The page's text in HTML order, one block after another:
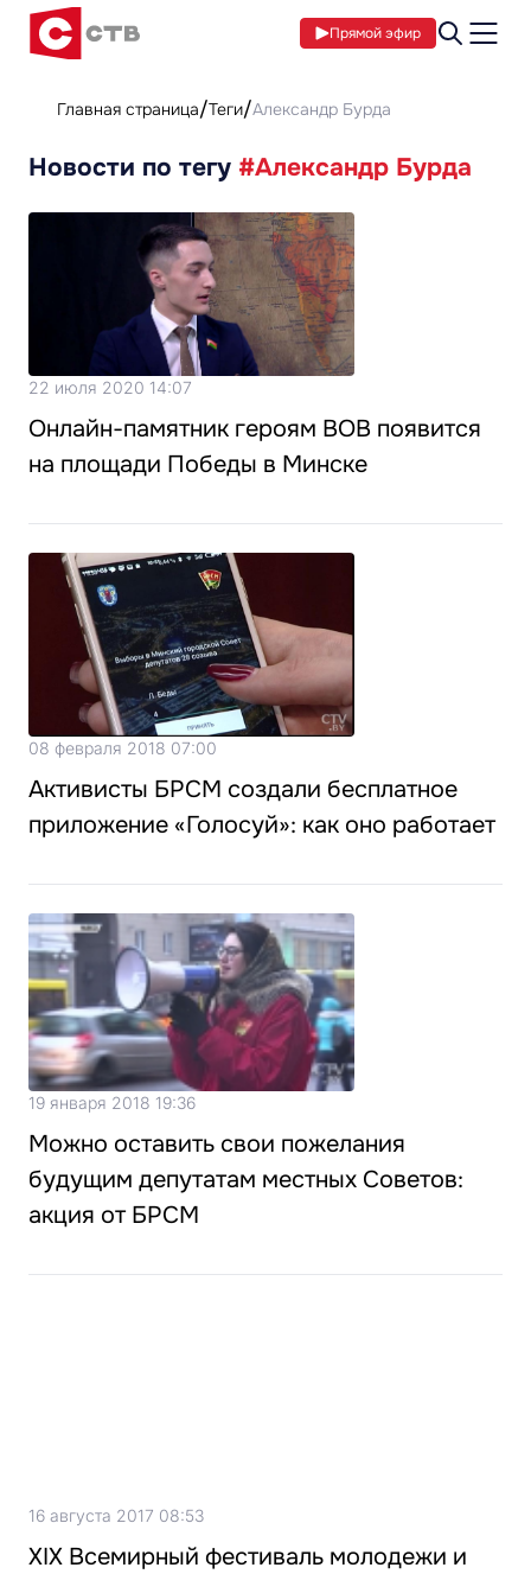
Прямой эфир
Главная страница Теги Александр Бурда
Новости по тегу #Александр Бурда
22 июля 2020 14:07
Онлайн-памятник героям ВОВ появится
на площади Победы в Минске
08 февраля 2018 07:00
Активисты БРСМ создали бесплатное
приложение «Голосуй»: как оно работает
19 января 2018 19:36
Можно оставить свои пожелания
будущим депутатам местных Советов:
акция от БРСМ
16 августа 2017 08:53
XIX Всемирный фестиваль молодежи и